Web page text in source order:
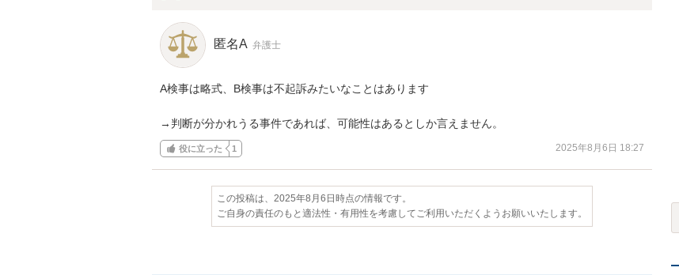
匿名A 弁護士
A検事は略式、B検事は不起訴みたいなことはあります
→判断が分かれうる事件であれば、可能性はあるとしか言えません。
役に立った 1 2025年8月6日 18:27
この投稿は、2025年8月6日時点の情報です。
ご自身の責任のもと適法性・有用性を考慮してご利用いただくようお願いいたします。